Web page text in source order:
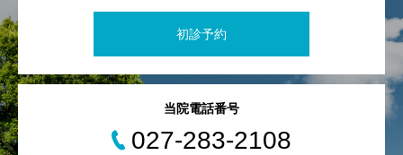
初診予約
当院電話番号
027-283-2108